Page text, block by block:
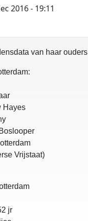
2016 - 19:11
van haar
Hayes
Vrijstaat)
jr